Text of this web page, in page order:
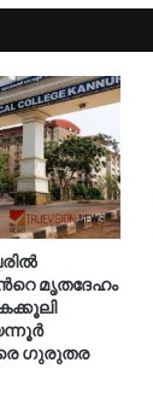
മൃതദേഹം
ഗുരുതര